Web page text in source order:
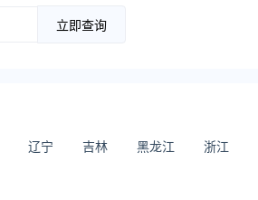
立即查询
辽宁 吉林 黑龙江 浙江